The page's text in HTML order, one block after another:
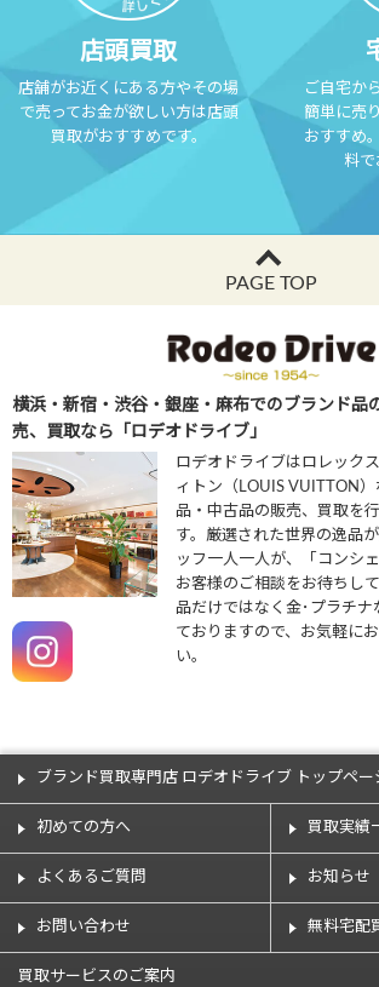
店頭買取
店舗がお近くにある方やその場
で売ってお金が欲しい方は店頭
買取がおすすめです。
ご自宅か
簡単に売
おすすめ
料で
PAGE TOP
横浜・新宿・渋谷・銀座・麻布でのブランド品
売、買取なら「ロデオドライブ」
ロデオドライブはロレック
ィトン（LOUIS VUITTON
品・中古品の販売、買取を
す。厳選された世界の逸品
ッフ一人一人が、「コンシ
お客様のご相談をお待ちし
品だけではなく金･プラチナ
ておりますので、お気軽に
い。
ブランド買取専門店 ロデオドライブ トップペー
初めての方へ 買取実績
よくあるご質問 お知らせ
お問い合わせ 無料宅配
買取サービスのご案内